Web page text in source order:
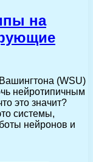
на
(WSU)
нейротипичным
это значит?
системы,
нейронов и